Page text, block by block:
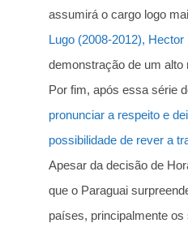
assumirá o cargo logo
Lugo (2008-2012),
demonstração de um alto
Por fim, após essa série
pronunciar a respeito e
possibilidade de rever a
Apesar da decisão de
que o Paraguai
países, principalmente